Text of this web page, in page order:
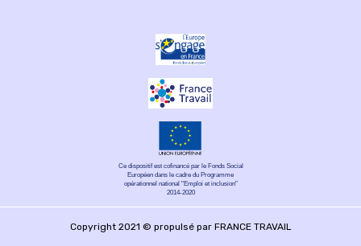
Ce dispositif est cofinancé par le Fonds Social
Européen dans le cadre du Programme
opérationnel national "Emploi et inclusion"
2014-2020
Copyright 2021 © propulsé par FRANCE TRAVAIL